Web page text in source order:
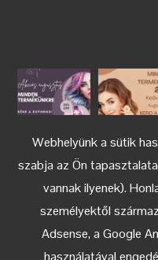
Webhelyünk a sütik
szabja az Ön
vannak ilyenek).
személyektől
Adsense, a Google
használatával Keress